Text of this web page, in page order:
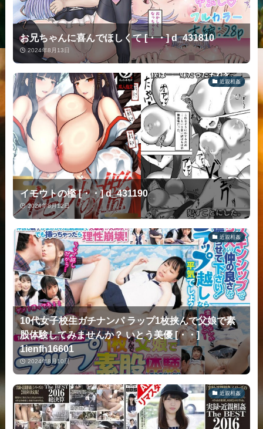
お兄ちゃんに喜んでほしくて [・・] d_431810
2024年8月13日
近親相姦
イモウトの檻 [・・] d_431190
2024年8月12日
近親相姦
10代女子校生ガチナンパ ラップ1枚挟んで父娘で素
股体験してみませんか？ いとう美優 [・・]
1ienfh16601
2024年8月10日
近親相姦